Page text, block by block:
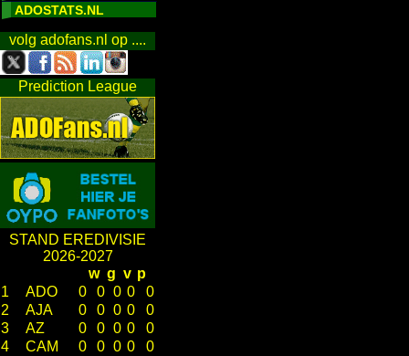
ADOSTATS.NL
volg adofans.nl op ....
Prediction League
STAND EREDIVISIE
2026-2027
w g v p
1
ADO 0 0 0 0
0
2
AJA 0 0 0 0
0
3
AZ 0 0 0 0
0
4
CAM 0 0 0 0
0